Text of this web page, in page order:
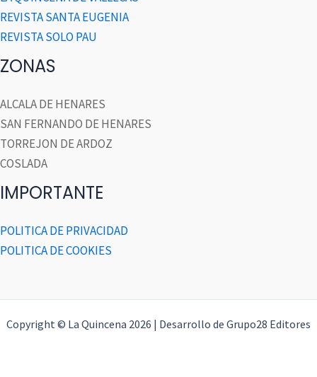
REVISTA SANTA EUGENIA
REVISTA SOLO PAU
ZONAS
ALCALA DE HENARES
SAN FERNANDO DE HENARES
TORREJON DE ARDOZ
COSLADA
IMPORTANTE
POLITICA DE PRIVACIDAD
POLITICA DE COOKIES
Copyright © La Quincena 2026 | Desarrollo de Grupo28 Editores